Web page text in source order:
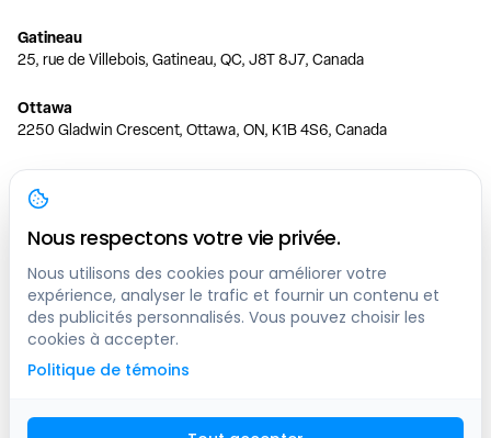
Gatineau
25, rue de Villebois, Gatineau, QC, J8T 8J7, Canada
Ottawa
2250 Gladwin Crescent, Ottawa, ON, K1B 4S6, Canada
Toronto
150 Ferrand Dr, 6th Floor, Toronto, ON, M3C 3E5, Canada
Vancouver
1200 W 73rd Ave #1415, Vancouver, BC, V6P 6G5, Canada
Calgary
444 5 Ave SW #400 Calgary, AB, T2P 2T8, Canada
Nous respectons votre vie privée.
Nous utilisons des cookies pour améliorer votre
expérience, analyser le trafic et fournir un contenu et
des publicités personnalisés. Vous pouvez choisir les
cookies à accepter.
Politique de témoins